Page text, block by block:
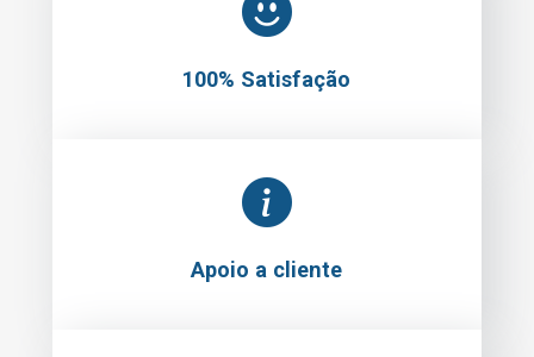
100% Satisfação
Apoio a cliente